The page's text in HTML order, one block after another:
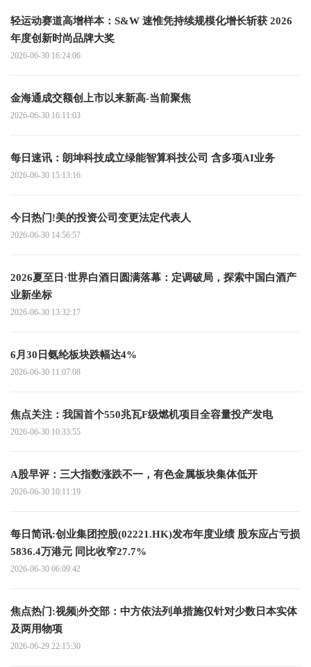
轻运动赛道高增样本：S&W 速惟凭持续规模化增长斩获 2026
年度创新时尚品牌大奖
2026-06-30 16:24:06
金海通成交额创上市以来新高-当前聚焦
2026-06-30 16:11:03
每日速讯：朗坤科技成立绿能智算科技公司 含多项AI业务
2026-06-30 15:13:16
今日热门!美的投资公司变更法定代表人
2026-06-30 14:56:57
2026夏至日·世界白酒日圆满落幕：定调破局，探索中国白酒产
业新坐标
2026-06-30 13:32:17
6月30日氨纶板块跌幅达4%
2026-06-30 11:07:08
焦点关注：我国首个550兆瓦F级燃机项目全容量投产发电
2026-06-30 10:33:55
A股早评：三大指数涨跌不一，有色金属板块集体低开
2026-06-30 10:11:19
每日简讯:创业集团控股(02221.HK)发布年度业绩 股东应占亏损
5836.4万港元 同比收窄27.7%
2026-06-30 06:09:42
焦点热门:视频|外交部：中方依法列单措施仅针对少数日本实体
及两用物项
2026-06-29 22:15:30